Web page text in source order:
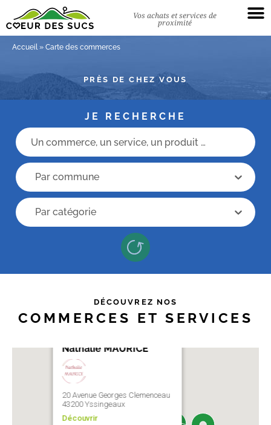
Vos achats et services de
proximité
Accueil» Carte des commerces
PRÈS DE CHEZ VOUS
JE RECHERCHE
Champs recherche
recherche commune
recherche commune
Recherche categorie
Recherche categorie
DÉCOUVREZ NOS
COMMERCES ET SERVICES
Nathalie MAURICE
20 Avenue Georges Clemenceau
43200 Yssingeaux
Découvrir